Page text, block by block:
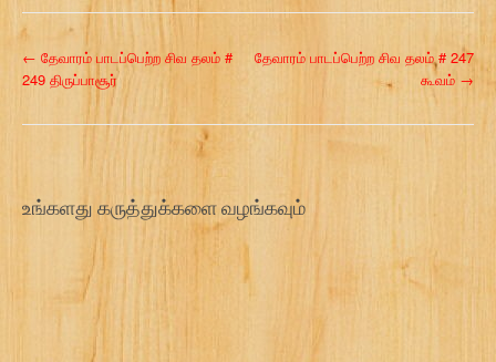
P
n
← தேவாரம் பாடப்பெற்ற சிவ தலம் #
249 திருப்பாசூர்
தேவாரம் பாடப்பெற்ற சிவ தலம் # 247
கூவம் →
உங்களது கருத்துக்களை வழங்கவும்